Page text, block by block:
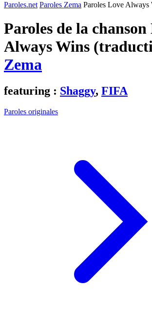
Paroles.net Paroles Zema Paroles Love Always
Paroles de la chanson
Always Wins
Zema
featuring : Shaggy, FIFA
Paroles originales